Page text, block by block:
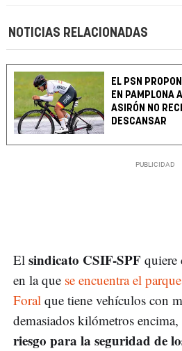
NOTICIAS RELACIONADAS
EL PSN
EN PAMPLONA
ASIRÓN NO
DESCANSAR
El sindicato CSIF-SPF quiere
en la que se encuentra el
Foral que tiene vehículos con
demasiados kilómetros
riesgo para la seguridad de